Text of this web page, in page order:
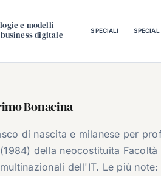
e modelli
digitale
SPECIALI SPECIAL
Bonacina
di nascita e milanese per
della neocostituita
dell'IT. Le più